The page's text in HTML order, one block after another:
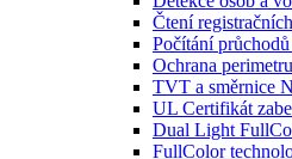
Čtení
Počítání
Ochrana perimetru
TVT a směrnice
UL Certifikát
Dual Light
FullColor